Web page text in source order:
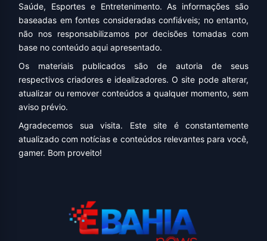
Saúde, Esportes e Entretenimento. As informações são
baseadas em fontes consideradas confiáveis; no entanto,
não nos responsabilizamos por decisões tomadas com
base no conteúdo aqui apresentado.
Os materiais publicados são de autoria de seus
respectivos criadores e idealizadores. O site pode alterar,
atualizar ou remover conteúdos a qualquer momento, sem
aviso prévio.
Agradecemos sua visita. Este site é constantemente
atualizado com notícias e conteúdos relevantes para você,
gamer. Bom proveito!